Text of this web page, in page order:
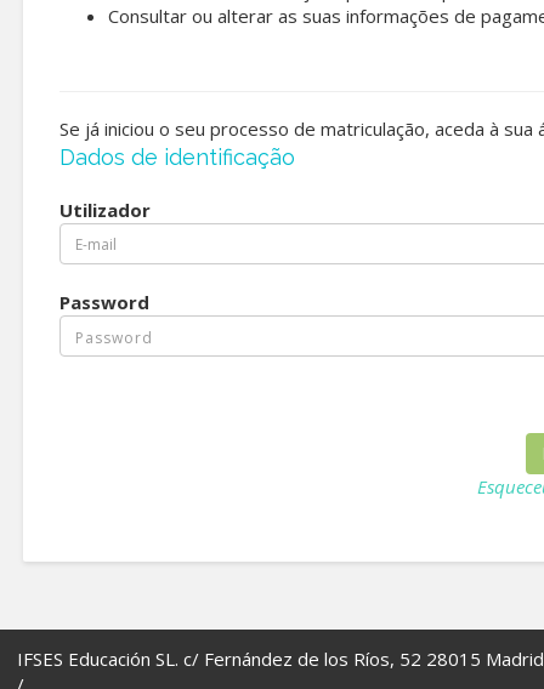
Consultar ou alterar as suas informações de
Se já iniciou o seu processo de matriculação, aceda à
Dados de identificação
Utilizador
Password
IFSES Educación SL. c/ Fernández de los Ríos, 52 28015